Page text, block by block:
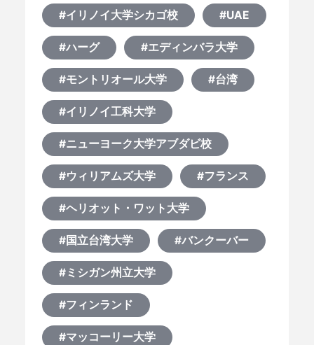
#イリノイ大学シカゴ校 #UAE
#ハーグ #エディンバラ大学
#モントリオール大学 #台湾
#イリノイ工科大学
#ニューヨーク大学アブダビ校
#ウィリアムズ大学 #フランス
#ヘリオット・ワット大学
#国立台湾大学 #バンクーバー
#ミシガン州立大学
#フィンランド
#マッコーリー大学